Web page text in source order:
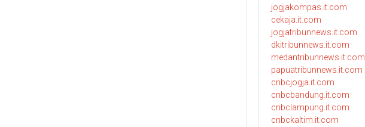
jogjakompas.it.com
cekaja.it.com
jogjatribunnews.it.com
dkitribunnews.it.com
medantribunnews.it.com
papuatribunnews.it.com
cnbcjogja.it.com
cnbcbandung.it.com
cnbclampung.it.com
cnbckaltim.it.com